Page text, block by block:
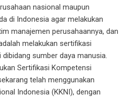
nasional maupun
di Indonesia agar melakukan
manajemen perusahaannya, dan
melakukan sertifikasi
sumber daya manusia.
Sertifikasi Kompetensi
telah menggunakan
Indonesia (KKNI), dengan